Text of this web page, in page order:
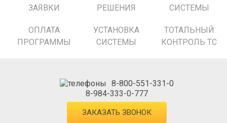
ЗАЯВКИ
РЕШЕНИЯ
СИСТЕМЫ
ОПЛАТА
ПРОГРАММЫ
УСТАНОВКА
СИСТЕМЫ
ТОТАЛЬНЫЙ
КОНТРОЛЬ ТС
8-800-551-331-0
8-984-333-0-777
ЗАКАЗАТЬ ЗВОНОК